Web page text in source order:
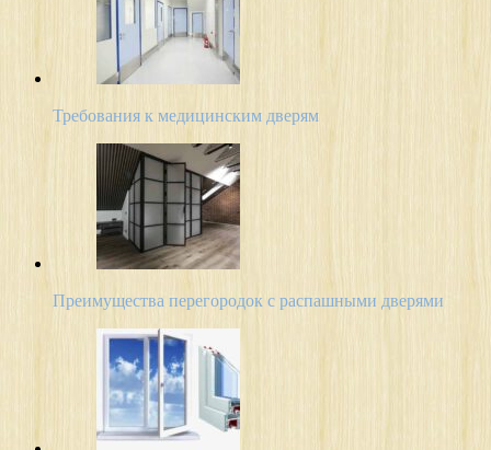
Требования к медицинским дверям
Преимущества перегородок с распашными дверями